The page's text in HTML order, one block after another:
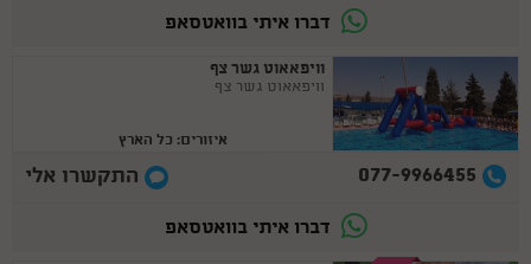
דברו איתי בוואטסאפ
וויפאאוט גשר צף
וויפאאוט גשר צף
איזורים: כל הארץ
077-9966455 התקשרו אלי
דברו איתי בוואטסאפ